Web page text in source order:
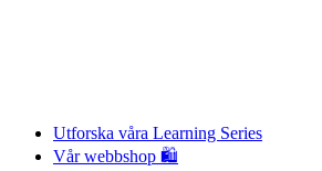
Utforska våra Learning Series
Vår webbshop 🛍